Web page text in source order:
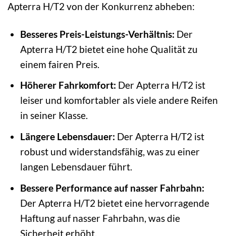
Apterra H/T2 von der Konkurrenz abheben:
Besseres Preis-Leistungs-Verhältnis: Der
Apterra H/T2 bietet eine hohe Qualität zu
einem fairen Preis.
Höherer Fahrkomfort: Der Apterra H/T2 ist
leiser und komfortabler als viele andere Reifen
in seiner Klasse.
Längere Lebensdauer: Der Apterra H/T2 ist
robust und widerstandsfähig, was zu einer
langen Lebensdauer führt.
Bessere Performance auf nasser Fahrbahn:
Der Apterra H/T2 bietet eine hervorragende
Haftung auf nasser Fahrbahn, was die
Sicherheit erhöht.